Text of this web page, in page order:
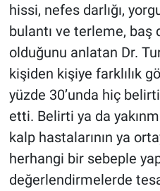
hissi, nefes darlığı,
bulantı ve terleme, baş
olduğunu anlatan Dr.
kişiden kişiye farklılık
yüzde 30’unda hiç
etti. Belirti ya da
kalp hastalarının ya
herhangi bir sebeple
değerlendirmelerde